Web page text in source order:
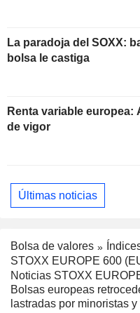
La paradoja del SOXX:
bolsa le castiga
Renta variable europea:
de vigor
Últimas noticias
Bolsa de valores
STOXX EUROPE 600
Noticias STOXX
Bolsas europeas
lastradas por minoristas